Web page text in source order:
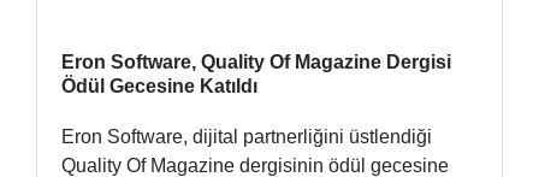
Eron Software, Quality Of Magazine Dergisi
Ödül Gecesine Katıldı
Eron Software, dijital partnerliğini üstlendiği
Quality Of Magazine dergisinin ödül gecesine